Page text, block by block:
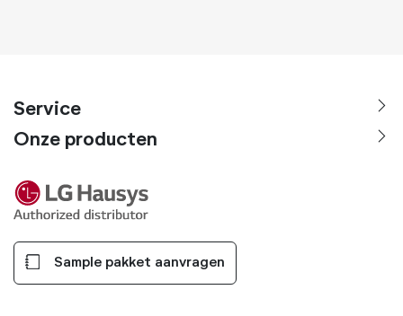
Service
Onze producten
Sample pakket aanvragen